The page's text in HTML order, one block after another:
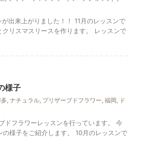
出来上がりました！！ 11月のレッスンで
リスマスリースを作ります。 レッスンで
様子
ナチュラル プリザーブドフラワー 福岡
ド
ドフラワーレッスンを行っています。 今
様子をご紹介します。 10月のレッスンで